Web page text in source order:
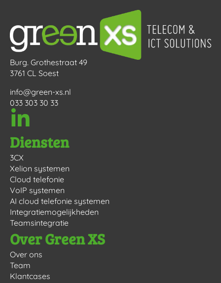
Burg. Grothestraat 49
3761 CL Soest
info@green-xs.nl
033 303 30 33
Diensten
3CX
Xelion systemen
Cloud telefonie
VoIP systemen
AI cloud telefonie systemen
Integratiemogelijkheden
Teamsintegratie
Over Green XS
Over ons
Team
Klantcases